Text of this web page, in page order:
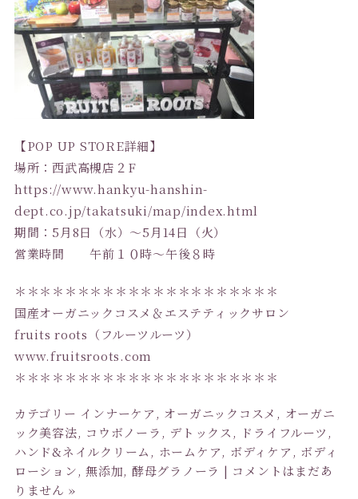
【POP UP STORE詳細】
場所：西武高槻店２F
https://www.hankyu-hanshin-
dept.co.jp/takatsuki/map/index.html
期間：5月8日（水）～5月14日（火）
営業時間 午前１０時～午後８時
＊＊＊＊＊＊＊＊＊＊＊＊＊＊＊＊＊＊＊＊＊
国産オーガニックコスメ＆エステティックサロン
fruits roots（フルーツルーツ）
www.fruitsroots.com
＊＊＊＊＊＊＊＊＊＊＊＊＊＊＊＊＊＊＊＊＊
カテゴリー インナーケア, オーガニックコスメ , オーガニ
ック美容法, コウボノーラ, デトックス, ドライフルーツ,
ハンド&ネイルクリーム, ホームケア, ボディケア, ボディ
ローション,無添加, 酵母グラノーラ | コメントはまだあ
りません »